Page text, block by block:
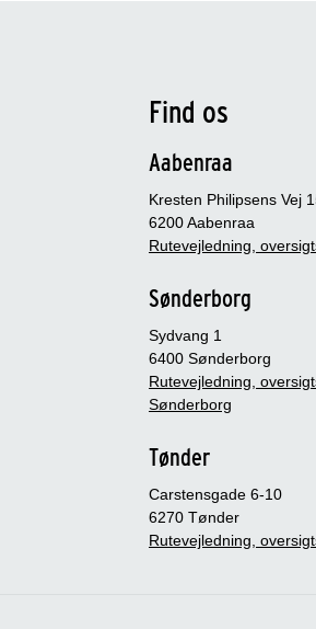
Find os
Aabenraa
Kresten Philipsens Vej
6200 Aabenraa
Rutevejledning,
Sønderborg
Sydvang 1
6400 Sønderborg
Rutevejledning,
Sønderborg
Tønder
Carstensgade 6-10
6270 Tønder
Rutevejledning,